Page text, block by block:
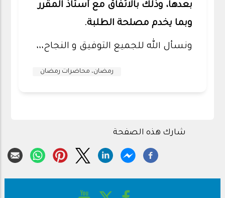
بعدها، وذلك بالاتفاق مع أستاذ المقرر
وبما يخدم مصلحة الطلبة.
ونسأل الله للجميع التوفيق و النجاح،،،
رمضان، محاضرات رمضان
شارك هذه الصفحة